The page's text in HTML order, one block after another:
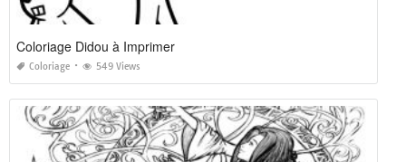
Coloriage Didou à Imprimer
Coloriage 549 Views